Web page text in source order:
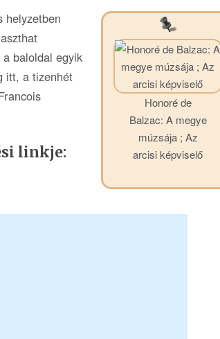
Honoré de
Balzac: A megye
múzsája ; Az
arcisi képviselő
helyzetben
baloldal egyik
itt, a tizenhét
linkje: